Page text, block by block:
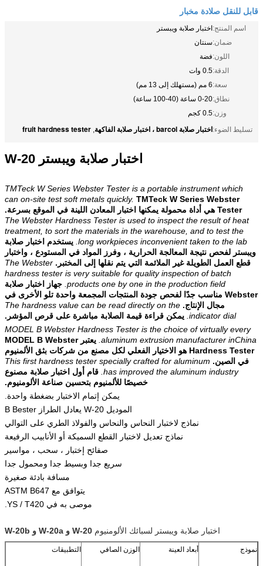
قابل للنقل صلادة مخبار
اسم المنتج:اختبار صلابة ويبستر
ضمان:سنتان
اللون:فضة
الدقة:0.5 وات
سعة:6 مم (مستهلك إلى 13 مم)
نطاق:0-20 ساعة (40-100 ساعة)
وزن:0.5 كجم
تسليط الضوء:اختبار صلابة barcol ، اختبار صلابة الفاكهة ,
fruit hardness tester
اختبار صلابة ويبستر W-20
TMTeck W Series Webster Tester is a portable instrument which
can on-site test soft metals quickly. TMTeck W Series Webster
Tester هي أداة محمولة يمكنها اختبار المعادن اللينة في الموقع بسرعة.
The Webster Hardness Tester is used to inspect the result of heat
treatment, to sort the materials in the warehouse, and to test the
long workpieces inconvenient taken to the lab. يستخدم اختبار صلابة
ويبستر لفحص نتيجة المعالجة الحرارية ، وفرز المواد في المستودع ، واختبار
قطع العمل الطويلة غير الملائمة التي يتم نقلها إلى المختبر. The Webster
hardness tester is very suitable for quality inspection of batch
products one by one in the production field. جهاز اختبار صلابة
Webster مناسب جدًا لفحص جودة المنتجات المجمعة واحدة تلو الأخرى في
مجال الإنتاج. The hardness value can be read directly on the
indicator dial. يمكن قراءة قيمة الصلابة مباشرة على قرص المؤشر.
MODEL B Webster Hardness Tester is the choice of virtually every
aluminum extrusion manufacturer inChina.
يعتبر MODEL B Webster
Hardness Tester هو الاختيار الفعلي لكل مصنع من شركات بثق الألمنيوم
في الصين. This first hardness tester specially crafted for aluminum
has improved the aluminum industry. قام أول اختبار صلابة مصنوع
خصيصًا للألمنيوم بتحسين صناعة الألومنيوم.
يمكن إتمام الاختبار بضغطة واحدة.
الموديل W-20 يعادل الطراز B Bester
نماذج لاختبار النحاس والنحاس والفولاذ الطري على التوالي
نماذج تعديل لاختبار القطع السميكة أو الأنابيب الرفيعة
صفائح إختبار ، سحب ، مواسير
سريع جدا وبسيط جدا ومحمول جدا
مسافة بادئة صغيرة
يتوافق مع ASTM B647
موصى به في YS / T420.
اختبار صلابة ويبستر لسبائك الألومنيوم W-20 و W-20a و W-20b
نموذج أبعاد العينة الوزن الصافي التطبيقات